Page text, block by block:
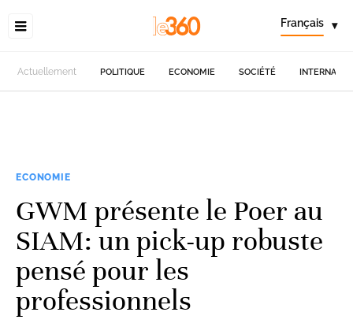
Français ▾
Actuellement POLITIQUE ECONOMIE SOCIÉTÉ
ECONOMIE
GWM présente le Poer au
SIAM: un pick-up robuste
pensé pour les
professionnels